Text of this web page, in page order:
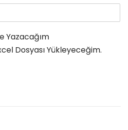
Yazacağım
Dosyası Yükleyeceğim.